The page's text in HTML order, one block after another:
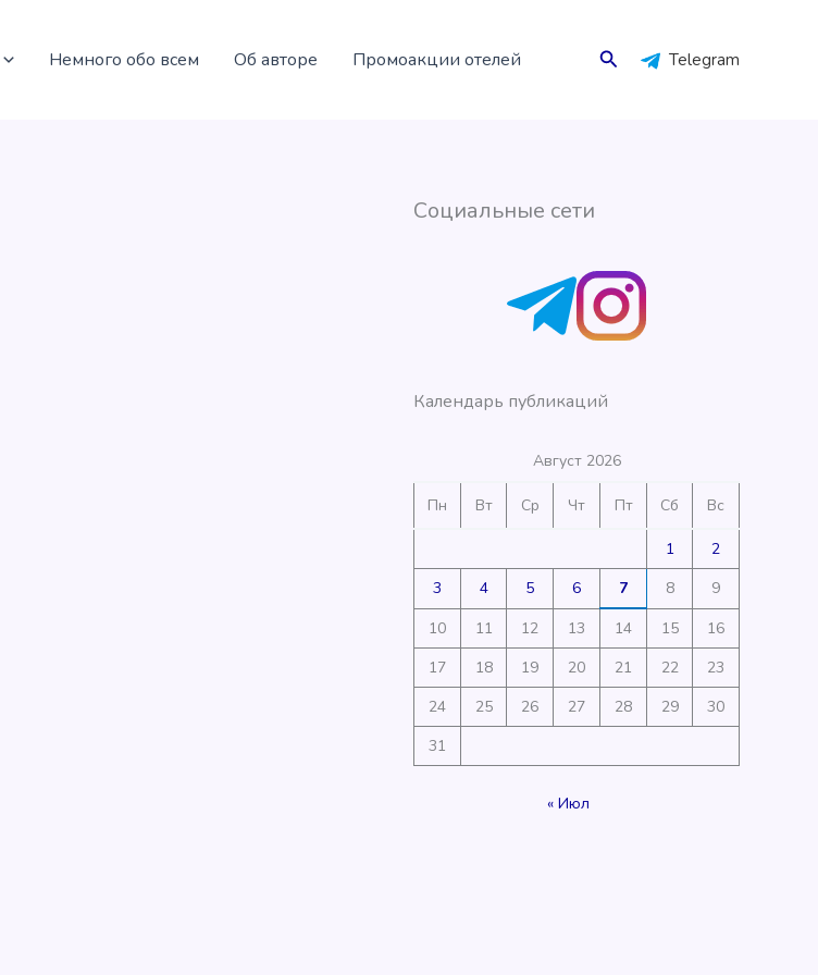
Немного обо всем Об авторе Промоакции отелей Поиск Telegram
Социальные сети
Календарь публикаций
Август 2026
Пн Вт Ср Чт Пт Сб Вс
1
2
3
4 5 6 7 8
9
10
11 12 13 14 15
16
17
18 19 20 21 22
23
24
25 26 27 28 29
30
31
« Июл